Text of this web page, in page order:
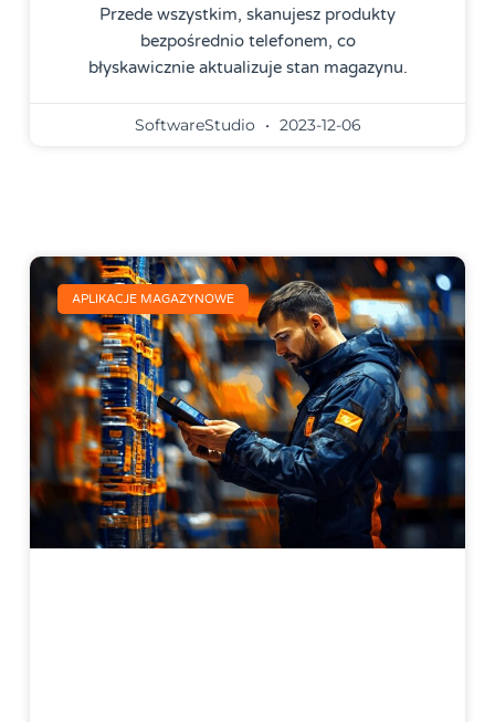
Przede wszystkim, skanujesz produkty
bezpośrednio telefonem, co
błyskawicznie aktualizuje stan magazynu.
SoftwareStudio 2023-12-06
APLIKACJE MAGAZYNOWE